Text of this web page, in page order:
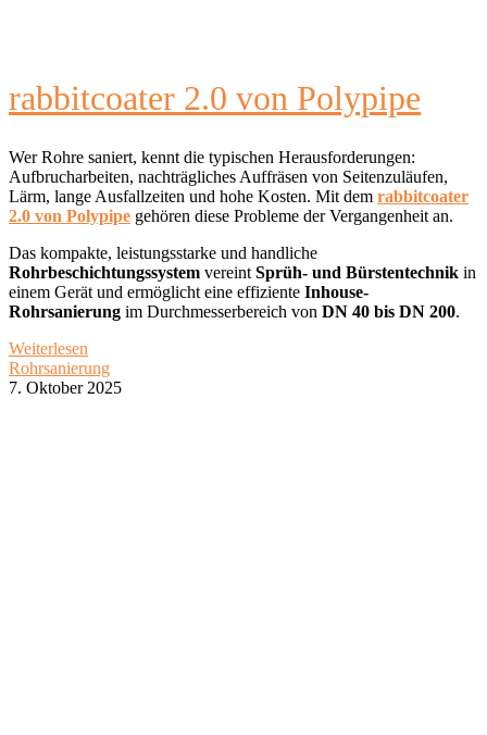
rabbitcoater 2.0 von Polypipe
Wer Rohre saniert, kennt die typischen Herausforderungen:
Aufbrucharbeiten, nachträgliches Auffräsen von Seitenzuläufen,
Lärm, lange Ausfallzeiten und hohe Kosten. Mit dem rabbitcoater
2.0 von Polypipe gehören diese Probleme der Vergangenheit an.
Das kompakte, leistungsstarke und handliche
Rohrbeschichtungssystem vereint Sprüh- und Bürstentechnik in
einem Gerät und ermöglicht eine effiziente Inhouse-
Rohrsanierung im Durchmesserbereich von DN 40 bis DN 200.
Weiterlesen
Rohrsanierung
7. Oktober 2025